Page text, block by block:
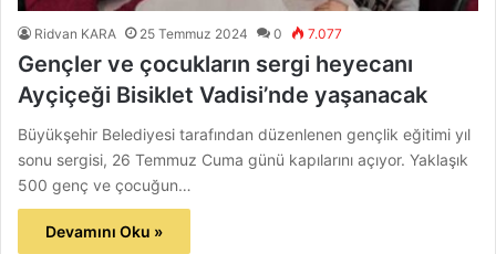
Ridvan KARA 25 Temmuz 2024 0 7.077
Gençler ve çocukların sergi heyecanı
Ayçiçeği Bisiklet Vadisi’nde yaşanacak
Büyükşehir Belediyesi tarafından düzenlenen gençlik eğitimi yıl
sonu sergisi, 26 Temmuz Cuma günü kapılarını açıyor. Yaklaşık
500 genç ve çocuğun…
Devamını Oku »